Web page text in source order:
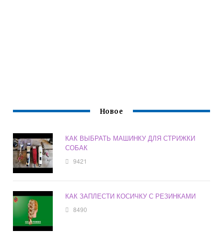
Новое
КАК ВЫБРАТЬ МАШИНКУ ДЛЯ СТРИЖКИ
СОБАК
9421
КАК ЗАПЛЕСТИ КОСИЧКУ С РЕЗИНКАМИ
8490